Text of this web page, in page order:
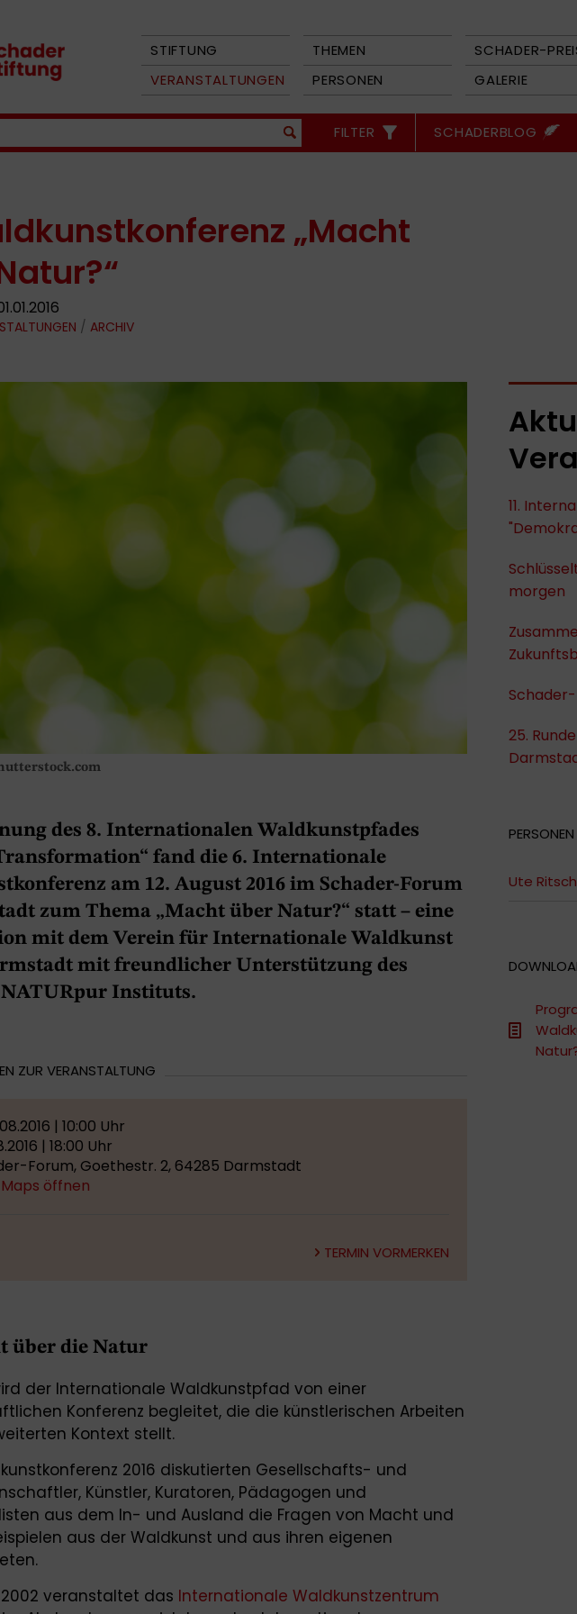
STIFTUNG THEMEN SCHADER-
VERANSTALTUNGEN
PERSONEN GALERIE
FILTER SCHADERBLOG
„Macht
/ ARCHIV
des 8. Internationalen Waldkunstpfades
fand die 6. Internationale
am 12. August 2016 im Schader-Forum
zum Thema „Macht über Natur?“ statt – eine
mit dem Verein für Internationale Waldkunst
mit freundlicher Unterstützung des
NATURpur Instituts.
ZUR VERANSTALTUNG
| 10:00 Uhr
| 18:00 Uhr
Forum, Goethestr. 2, 64285 Darmstadt
öffnen
TERMIN VORMERKEN
über die Natur
der Internationale Waldkunstpfad von einer
Konferenz begleitet, die die künstlerischen Arbeiten
Kontext stellt.
2016 diskutierten Gesellschafts- und
Künstler, Kuratoren, Pädagogen und
aus dem In- und Ausland die Fragen von Macht und
aus der Waldkunst und aus ihren eigenen
veranstaltet das Internationale Waldkunstzentrum
11.
morgen
25.
Ute